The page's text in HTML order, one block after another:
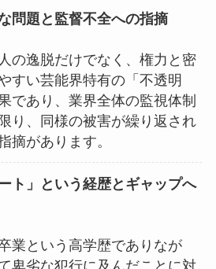
問題と監督不全への指摘
の逸脱だけでなく、権力と密
すい芸能界特有の「不透明
であり、業界全体の監視体制
り、同様の被害が繰り返され
摘があります。
ト」という経歴とギャップへ
業という高学歴でありなが
卑劣な犯行に及んだことに対